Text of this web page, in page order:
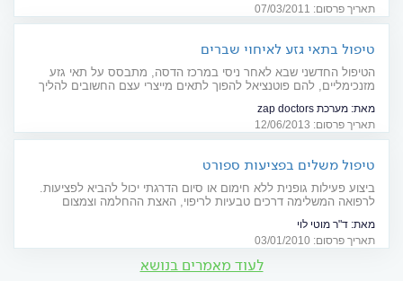
תאריך פרסום: 07/03/2011
טיפול בתאי גזע לאיחוי שברים
הטיפול החדשני שבא לאחר ניסי במרכז הדסה, מתבסס על תאי גזע
מזנכימליים, להם פוטנציאל להפוך לתאים מייצרי עצם החשובים להליך
מאת: מערכת zap doctors
תאריך פרסום: 12/06/2013
טיפול משלים בפציעות ספורט
ביצוע פעילות גופנית ללא חימום או סיום הדרגתי יכול להביא לפציעות.
לרפואה המשלימה דרכים טבעיות לריפוי, האצת ההחלמה וצמצום
מאת: ד"ר מוטי לוי
תאריך פרסום: 03/01/2010
לעוד מאמרים בנושא